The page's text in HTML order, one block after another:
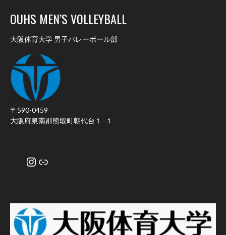
OUHS MEN’S VOLLEYBALL
大阪体育大学 男子バレーボール部
〒590-0459
大阪府泉南郡熊取町朝代台１−１
Instagram
リンク